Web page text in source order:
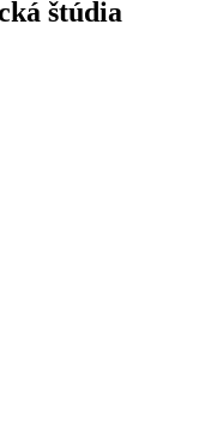
štúdia